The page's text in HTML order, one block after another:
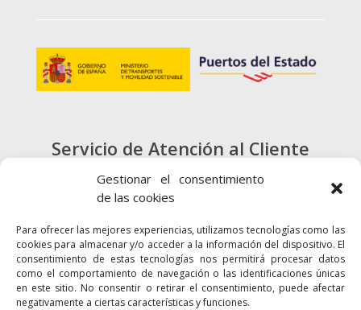
Gestionar el consentimiento
de las cookies
Para ofrecer las mejores experiencias, utilizamos tecnologías como las
cookies para almacenar y/o acceder a la información del dispositivo. El
consentimiento de estas tecnologías nos permitirá procesar datos
como el comportamiento de navegación o las identificaciones únicas
en este sitio. No consentir o retirar el consentimiento, puede afectar
negativamente a ciertas características y funciones.
Servicio de Atención al Cliente
900 720 415
CONTACTO